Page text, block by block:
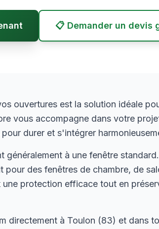
📋 Demander un devis
ouvertures est la solution idéale
vous accompagne dans votre
durer et s'intégrer
généralement à une fenêtre
des fenêtres de chambre, de
protection efficace tout en
directement à Toulon (83) et dans